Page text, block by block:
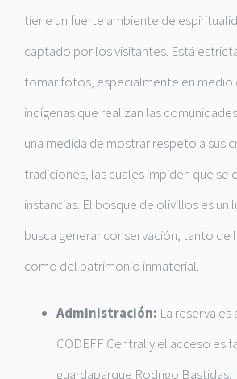
tiene un fuerte ambiente de
captado por los visitantes. Está
tomar fotos, especialmente en medio
indígenas que realizan las
una medida de mostrar respeto a sus
tradiciones, las cuales impiden que se
instancias. El bosque de olivillos es un
busca generar conservación, tanto de
como del patrimonio inmaterial.
Administración: La reserva
CODEFF Central y el acceso es
guardaparque Rodrigo Bastidas.